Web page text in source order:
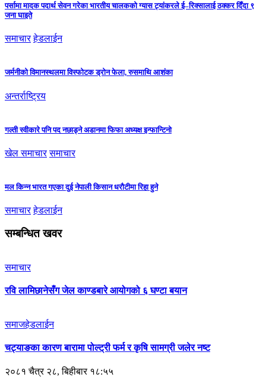
पर्सामा मादक पदार्थ सेवन गरेका भारतीय चालकको ग्यास ट्यांकरले ई–रिक्सालाई ठक्कर दिँदा ९
जना घाइते
समाचार हेडलाईन
जर्मनीको विमानस्थलमा विस्फोटक ड्रोन फेला, रुसमाथि आशंका
अन्तर्राष्ट्रिय
गल्ती स्वीकारे पनि पद नछाड्ने अडानमा फिफा अध्यक्ष इन्फान्टिनो
खेल समाचार समाचार
मल किन्न भारत गएका दुई नेपाली किसान धरौटीमा रिहा हुने
समाचार हेडलाईन
सम्बन्धित खवर
समाचार
रवि लामिछानेसँग जेल काण्डबारे आयोगको ६ घण्टा बयान
समाजहेडलाईन
चट्याङका कारण बारामा पोल्ट्री फर्म र कृषि सामग्री जलेर नष्ट
२०८१ चैत्र २८, बिहीबार १८:५५